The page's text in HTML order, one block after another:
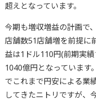
超えとなっています。
今期も増収増益の計画で
店舗数51店舗増を前提に
益は1ドル110円(前期実
1040億円となっています
でこれまで円安による業
してきたニトリですが、